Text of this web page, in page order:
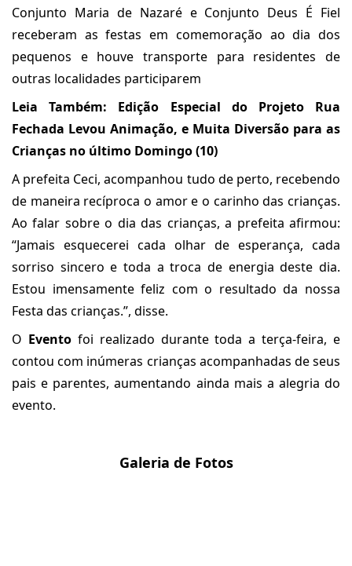
Conjunto Maria de Nazaré e Conjunto Deus É Fiel
receberam as festas em comemoração ao dia dos
pequenos e houve transporte para residentes de
outras localidades participarem
Leia Também: Edição Especial do Projeto Rua
Fechada Levou Animação, e Muita Diversão para as
Crianças no último Domingo (10)
A prefeita Ceci, acompanhou tudo de perto, recebendo
de maneira recíproca o amor e o carinho das crianças.
Ao falar sobre o dia das crianças, a prefeita afirmou:
“Jamais esquecerei cada olhar de esperança, cada
sorriso sincero e toda a troca de energia deste dia.
Estou imensamente feliz com o resultado da nossa
Festa das crianças.”, disse.
O Eventofoi realizado durante toda a terça-feira, e
contou com inúmeras crianças acompanhadas de seus
pais e parentes, aumentando ainda mais a alegria do
evento.
Galeria de Fotos